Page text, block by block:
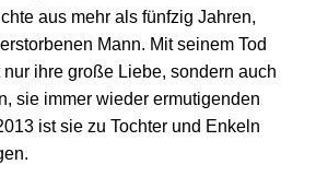
aus mehr als fünfzig Jahren,
Mann. Mit seinem Tod
ihre große Liebe, sondern auch
sie immer wieder ermutigenden
ist sie zu Tochter und Enkeln